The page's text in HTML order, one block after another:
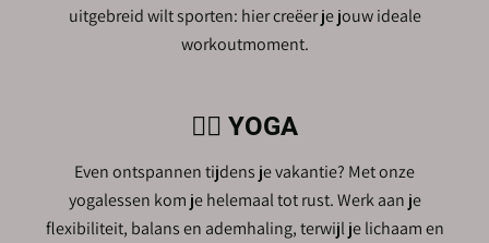
uitgebreid wilt sporten: hier creëer je jouw ideale
workoutmoment.
🧘‍♀️ YOGA
Even ontspannen tijdens je vakantie? Met onze
yogalessen kom je helemaal tot rust. Werk aan je
flexibiliteit, balans en ademhaling, terwijl je lichaam en